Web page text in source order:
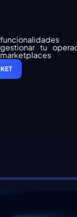
para
tu operación en